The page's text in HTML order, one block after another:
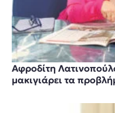
Αφροδίτη
μακιγιάρει τα